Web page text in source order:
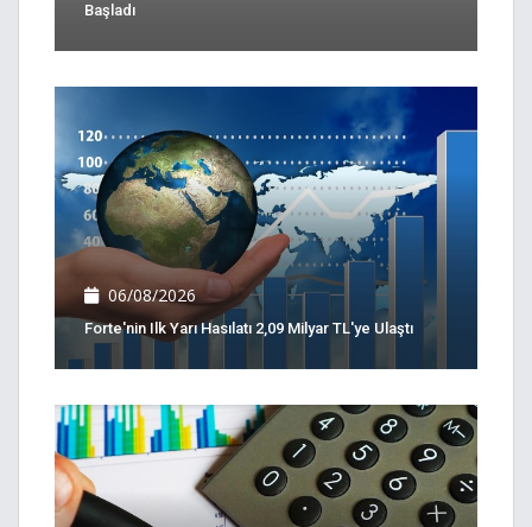
Başladı
06/08/2026
Forte'nin Ilk Yarı Hasılatı 2,09 Milyar TL'ye Ulaştı